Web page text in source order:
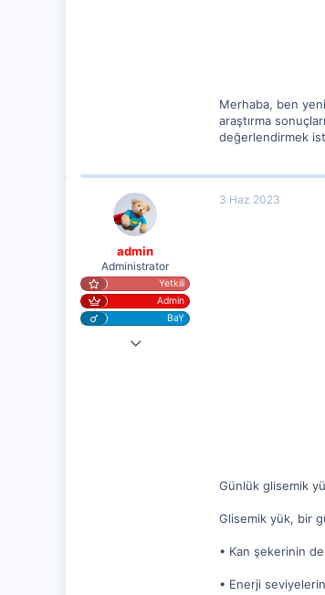
Merhaba, ben
araştırma
değerlendirmek
admin
Administrator
Yetkili
Admin
BaY
25 Eyl 2020
3 Haz 2023
Günlük glisemik
Glisemik yük, bir
• Kan şekerinin
• Enerji